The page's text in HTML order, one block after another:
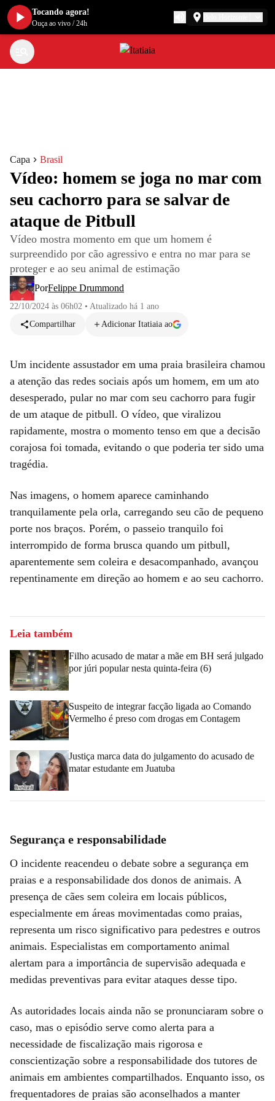
Capa Brasil
Vídeo: homem se joga no mar com
seu cachorro para se salvar de
ataque de Pitbull
Vídeo mostra momento em que um homem é
surpreendido por cão agressivo e entra no mar para se
proteger e ao seu animal de estimação
PorFelippe Drummond
22/10/2024 às 06h02 • Atualizado há 1 ano
Compartilhar
Adicionar Itatiaia ao
Um incidente assustador em uma praia brasileira chamou
a atenção das redes sociais após um homem, em um ato
desesperado, pular no mar com seu cachorro para fugir
de um ataque de pitbull. O vídeo, que viralizou
rapidamente, mostra o momento tenso em que a decisão
corajosa foi tomada, evitando o que poderia ter sido uma
tragédia.
Nas imagens, o homem aparece caminhando
tranquilamente pela orla, carregando seu cão de pequeno
porte nos braços. Porém, o passeio tranquilo foi
interrompido de forma brusca quando um pitbull,
aparentemente sem coleira e desacompanhado, avançou
repentinamente em direção ao homem e ao seu cachorro.
Leia também
Filho acusado de matar a mãe em BH será julgado
por júri popular nesta quinta-feira (6)
Suspeito de integrar facção ligada ao Comando
Vermelho é preso com drogas em Contagem
Justiça marca data do julgamento do acusado de
matar estudante em Juatuba
Segurança e responsabilidade
O incidente reacendeu o debate sobre a segurança em
praias e a responsabilidade dos donos de animais. A
presença de cães sem coleira em locais públicos,
especialmente em áreas movimentadas como praias,
representa um risco significativo para pedestres e outros
animais. Especialistas em comportamento animal
alertam para a importância de supervisão adequada e
medidas preventivas para evitar ataques desse tipo.
As autoridades locais ainda não se pronunciaram sobre o
caso, mas o episódio serve como alerta para a
necessidade de fiscalização mais rigorosa e
conscientização sobre a responsabilidade dos tutores de
animais em ambientes compartilhados. Enquanto isso, os
frequentadores de praias são aconselhados a manter
Tocando agora!
Ouça ao vivo /24h